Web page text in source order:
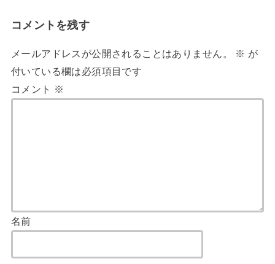
コメントを残す
メールアドレスが公開されることはありません。 ※ が
付いている欄は必須項目です
コメント
※
名前